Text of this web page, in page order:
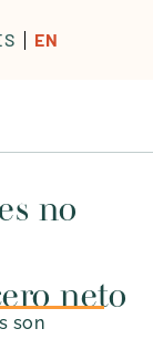
EN
no
neto
son